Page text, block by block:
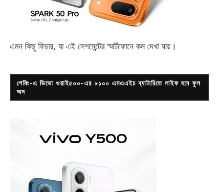
এমন কিছু ফিচার, যা এই সেগমেন্টের স্মার্টফোনে কম দেখা যায়।
গেমিং-এ ভিভো ওয়াই৫০০-এর ৮১০০ এমএএইচ ব্যাটারিতে লাইফ হবে ফুল
অন